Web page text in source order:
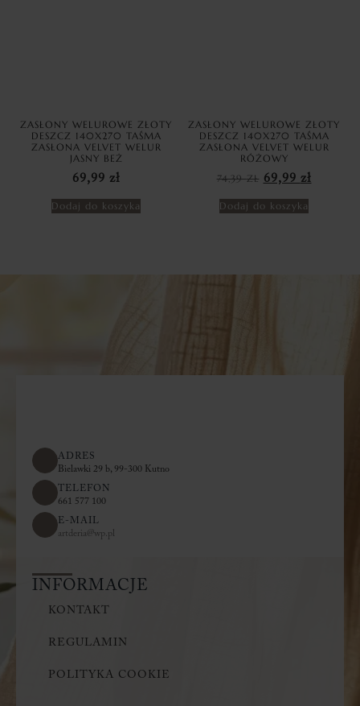
ZASŁONY WELUROWE ZŁOTY
DESZCZ 140X270 TAŚMA
ZASŁONA VELVET WELUR
JASNY BEŻ
69,99 zł
Dodaj do koszyka
ZASŁONY WELUROWE ZŁOTY
DESZCZ 140X270 TAŚMA
ZASŁONA VELVET WELUR
RÓŻOWY
74,39ZŁ 69,99 zł
Dodaj do koszyka
ADRES
Bielawki 29 b, 99-300 Kutno
TELEFON
661 577 100
E-MAIL
artderia@wp.pl
INFORMACJE
KONTAKT
REGULAMIN
POLITYKA COOKIE